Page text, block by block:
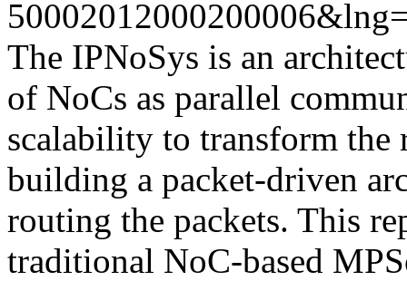
The IPNoSys is an
of NoCs as parallel
scalability to transform the
building a packet-driven
routing the packets. This
traditional NoC-based